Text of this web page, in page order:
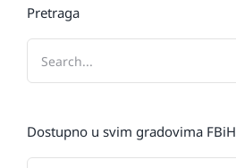
Pretraga
Dostupno u svim gradovima FBiH